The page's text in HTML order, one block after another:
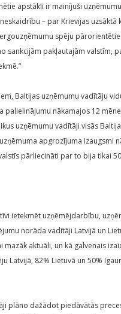
apstākļi ir mainījuši
– par Krievijas uzsāktā
spēju
sankcijām pakļautajām valstīm,
Baltijas uzņēmumu vadītāju
nākamajos 12
uzņēmumu vadītāji visās
apgrozījuma izaugsmi
pārliecināti par to bija tikai
ietekmēt uzņēmējdarbību,
norāda vadītāji Latvijā un
aktuāli, un kā galvenais
Latvijā, 82% Lietuvā un 50%
plāno dažādot piedāvātās